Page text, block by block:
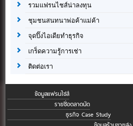
รวมแฟรนไชส์น่าลงทุน
ชุมชนสนทนาพ่อค้าแม่ค้า
จุดปิ๊งไอเดียทำธุรกิจ
เกร็ดความรู้การเช่า
ติดต่อเรา
ข้อมูลแฟรนไชส์
รายชื่อตลาดนัด
ธุรกิจ Case Study